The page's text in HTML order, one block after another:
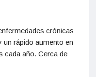
crónicas
rápido aumento en
cada año. Cerca de